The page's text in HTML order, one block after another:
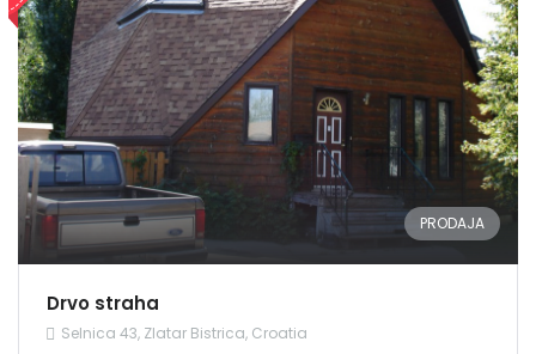
PRODAJA
Drvo straha
Selnica 43, Zlatar Bistrica, Croatia